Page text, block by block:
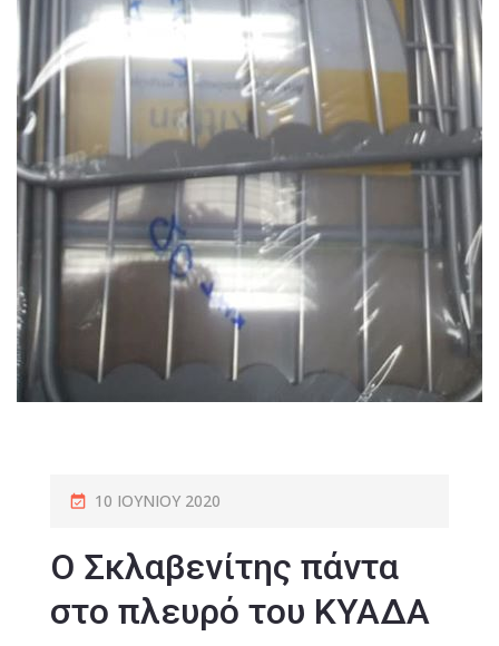
10 ΙΟΥΝΊΟΥ 2020
Ο Σκλαβενίτης πάντα
στο πλευρό του ΚΥΑΔΑ